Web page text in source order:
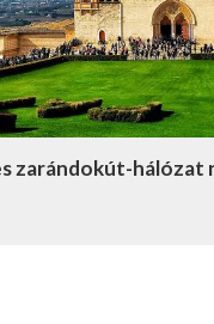
zarándokút-hálózat